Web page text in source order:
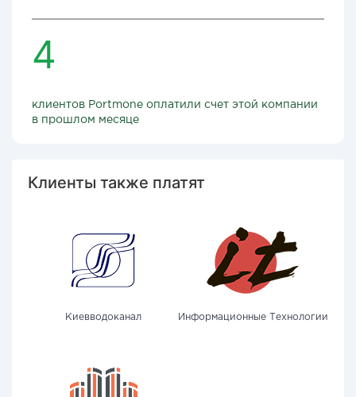
4
клиентов Portmone оплатили счет этой компании
в прошлом месяце
Клиенты также платят
Киевводоканал Информационные Технологии